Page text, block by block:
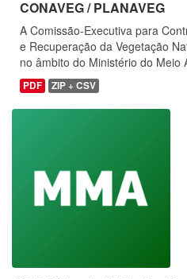
CONAVEG / PLANAVEG
A Comissão-Executiva para
e Recuperação da Vegetação
no âmbito do Ministério do Meio
PDF ZIP + CSV